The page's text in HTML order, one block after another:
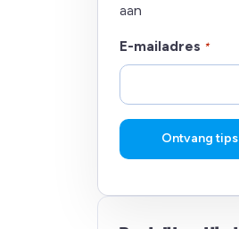
aan
E-mailadres *
Ontvang tips